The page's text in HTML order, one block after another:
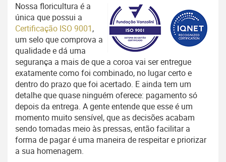
Nossa floricultura é a
única que possui a
Certificação ISO 9001,
um selo que comprova a
qualidade e dá uma
segurança a mais de que a coroa vai ser entregue
exatamente como foi combinado, no lugar certo e
dentro do prazo que foi acertado. E ainda tem um
detalhe que quase ninguém oferece: pagamento só
depois da entrega. A gente entende que esse é um
momento muito sensível, que as decisões acabam
sendo tomadas meio às pressas, então facilitar a
forma de pagar é uma maneira de respeitar e priorizar
a sua homenagem.